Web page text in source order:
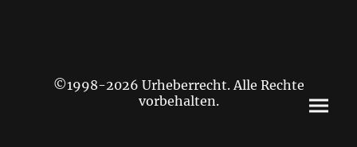
©1998-2026 Urheberrecht. Alle Rechte
vorbehalten.